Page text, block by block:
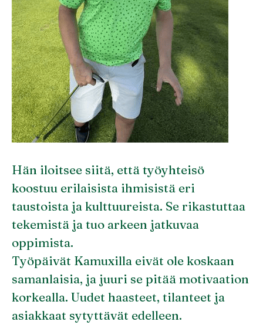
Hän iloitsee siitä, että työyhteisö
koostuu erilaisista ihmisistä eri
taustoista ja kulttuureista. Se rikastuttaa
tekemistä ja tuo arkeen jatkuvaa
oppimista.
Työpäivät Kamuxilla eivät ole koskaan
samanlaisia, ja juuri se pitää motivaation
korkealla. Uudet haasteet, tilanteet ja
asiakkaat sytyttävät edelleen.